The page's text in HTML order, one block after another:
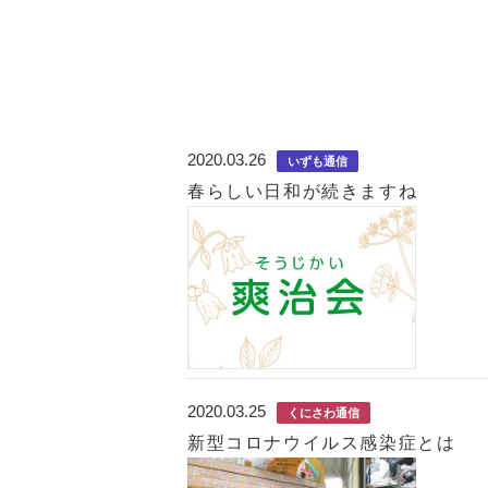
2020.03.26 いずも通信
春らしい日和が続きますね
2020.03.25 くにさわ通信
新型コロナウイルス感染症とは